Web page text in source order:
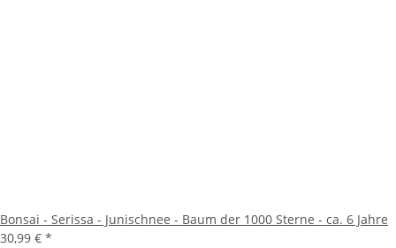
Bonsai - Serissa - Junischnee - Baum der 1000 Sterne - ca. 6 Jahre
30,99 € *